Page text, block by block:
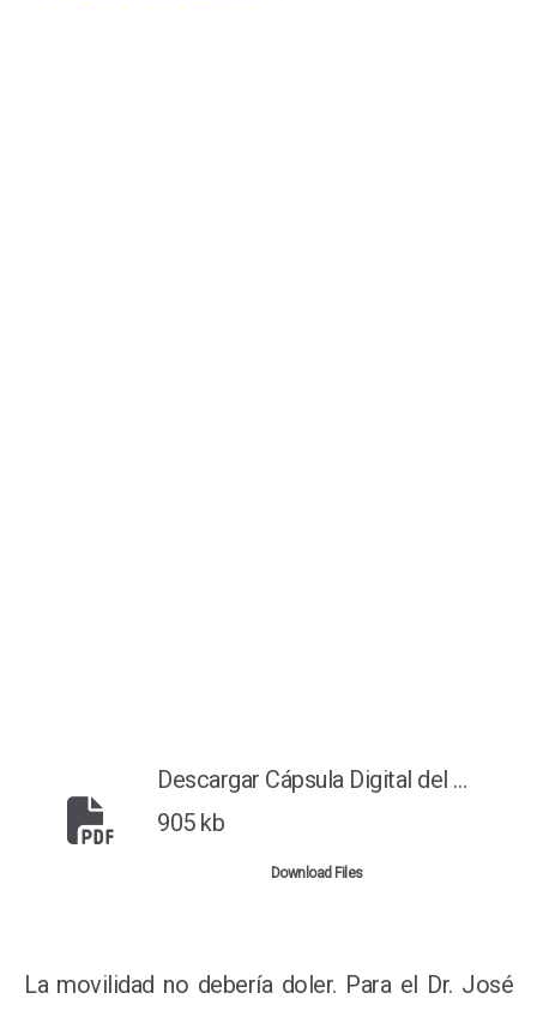
Descargar Cápsula Digital del Dr. José Félix Castillo
905 kb
Download Files
La movilidad no debería doler. Para el Dr. José